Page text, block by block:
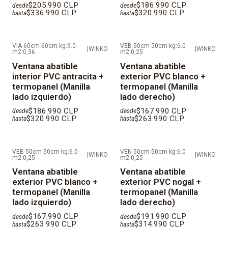
KIT de instalació
Cada ventana incluye cuñas, silicona
especiales para anclaje mecánico, tapa tornillo en PVC,
deflectores para drenajes de agua y manilla (si
corresponde).
IMPORTANTE: Al ser productos fabricados a medida,
los tiempos de despacho son de 25 días h ábiles
aproximadamente desde la fecha que se valida el
desde$205.990 CLP
hasta$336.990 CLP
desde$186.990 CLP
hasta$320.990 CLP
VIA-60cm-60cm-kg:9.0-
m2:0,36
WINKO
Ventana abatible
interior PVC antracita +
termopanel (Manilla
lado izquierdo)
desde$186.990 CLP
hasta$320.990 CLP
VEB-50cm-50cm-kg:6.0-
m2:0,25
WINKO
Ventana abatible
exterior PVC blanco +
termopanel (Manilla
lado derecho)
desde$167.990 CLP
hasta$263.990 CLP
VEB-50cm-50cm-kg:6.0-
m2:0,25
|WINKO
Ventana abatible
exterior PVC blanco +
termopanel (Manilla
lado izquierdo)
desde$167.990 CLP
hasta$263.990 CLP
VEN-50cm-50cm-kg:6.0-
m2:0,25
|WINKO
Ventana abatible
exterior PVC nogal +
termopanel (Manilla
lado derecho)
desde$191.990 CLP
hasta$314.990 CLP